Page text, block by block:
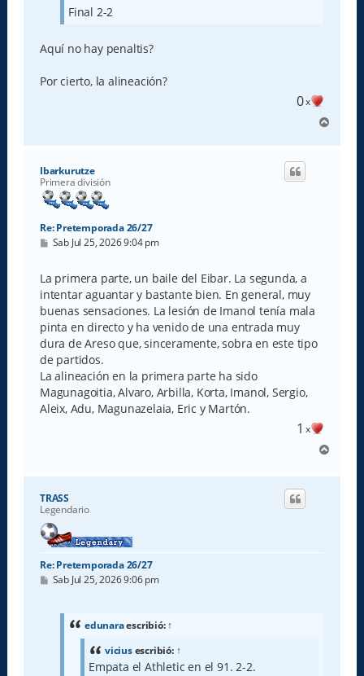
Final 2-2
Aquí no hay penaltis?
Por cierto, la alineación?
0x
r
Ibarkurutze
Primera división
Re: Pretemporada 26/27
M
s
a
j
e
Sab Jul 25, 2026 9:04 pm
La primera parte, un baile del Eibar. La segunda, a
intentar aguantar y bastante bien. En general, muy
buenas sensaciones. La lesión de Imanol tenía mala
pinta en directo y ha venido de una entrada muy
dura de Areso que, sinceramente, sobra en este tipo
de partidos.
La alineación en la primera parte ha sido
Magunagoitia, Alvaro, Arbilla, Korta, Imanol, Sergio,
Aleix, Adu, Magunazelaia, Eric y Martón.
1 x
r
TRASS
Legendario
Re: Pretemporada 26/27
M
Sab Jul 25, 2026 9:06 pm
edunaraescribió:↑
viciusescribió: ↑
Empata el Athletic en el 91. 2-2.